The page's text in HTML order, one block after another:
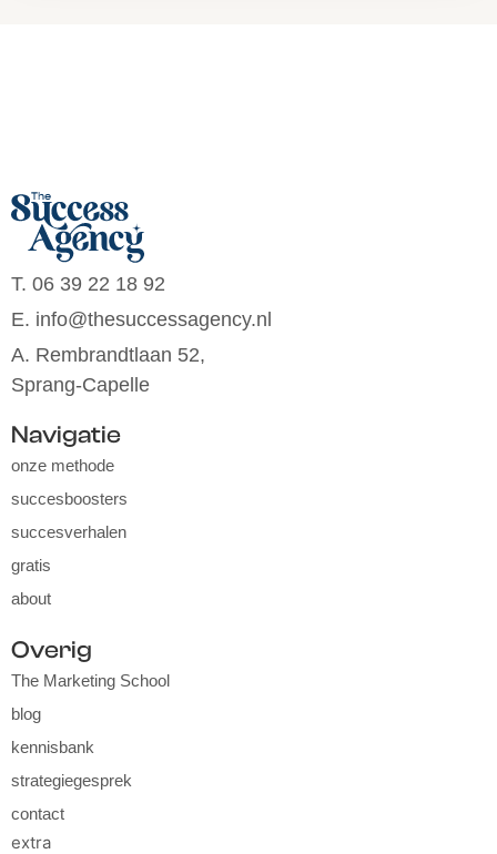
T. 06 39 22 18 92
E. info@thesuccessagency.nl
A. Rembrandtlaan 52,
Sprang-Capelle
Navigatie
onze methode
succesboosters
succesverhalen
gratis
about
Overig
The Marketing School
blog
kennisbank
strategiegesprek
contact
extra